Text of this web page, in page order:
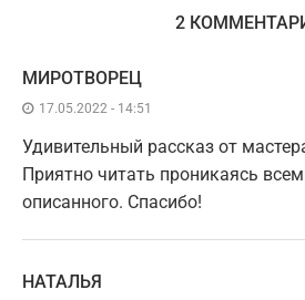
2
МИРОТВОРЕЦ
17.05.2022 - 14:51
Удивительный рассказ от
Приятно читать проникаясь
описанного. Спасибо!
НАТАЛЬЯ